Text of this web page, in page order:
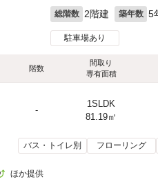
総階数 2階建 築年数 5
駐車場あり
階数
間取り
専有面積
-
1SLDK
81.19㎡
バス・トイレ別 フローリング
ほか提供